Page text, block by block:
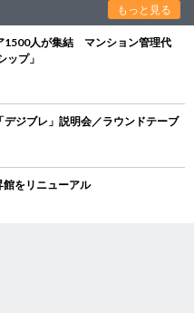
もっと見る
1500人が集結 マンション管理代
ップ」
ジブレ」説明会／ラウンドテーブ
をリニューアル